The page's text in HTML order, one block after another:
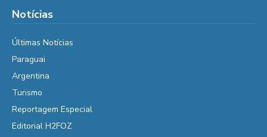
Notícias
Últimas Notícias
Paraguai
Argentina
Turismo
Reportagem Especial
Editorial H2FOZ